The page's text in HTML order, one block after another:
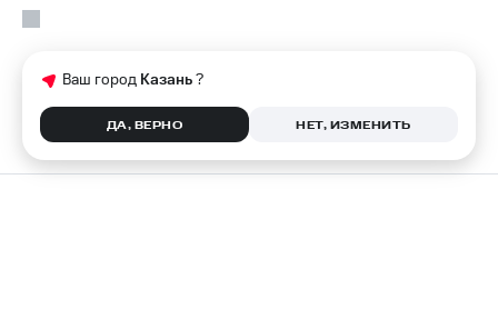
Ваш город Казань?
ДА, ВЕРНО НЕТ, ИЗМЕНИТЬ